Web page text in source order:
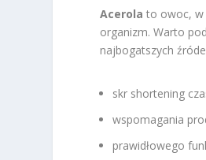
Acerola to owoc,
organizm. Warto
najbogatszych
skr shortening
wspomagania
prawidłowego